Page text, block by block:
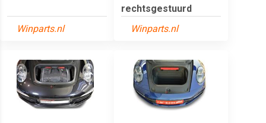
Winparts.nl
rechtsgestuurd
Winparts.nl